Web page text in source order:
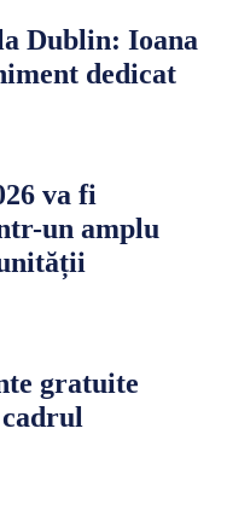
Dublin: Ioana
dedicat
va fi
un amplu
gratuite